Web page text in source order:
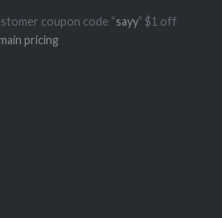
coupon code “sayy” $1 off
pricing